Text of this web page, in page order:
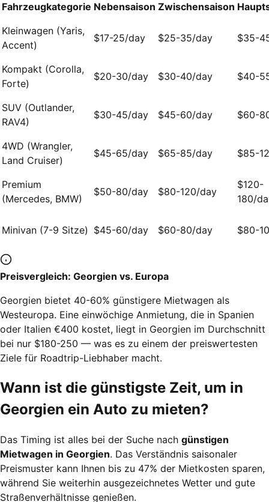
Fahrzeugkategorie Nebensaison Zwischensaison
Kleinwagen (Yaris,
Accent)
$17-25/day $25-35/day $35-
Kompakt (Corolla,
Forte)
$20-30/day $30-40/day $40-
SUV (Outlander,
RAV4)
$30-45/day $45-60/day $60-
4WD (Wrangler,
Land Cruiser)
$45-65/day $65-85/day $85-
Premium
(Mercedes, BMW)
$50-80/day $80-120/day
$120-
180/
Minivan (7-9 Sitze) $45-60/day $60-80/day $80-
Preisvergleich: Georgien vs. Europa
Georgien bietet 40-60% günstigere Mietwagen als
Westeuropa. Eine einwöchige Anmietung, die in Spanien
oder Italien €400 kostet, liegt in Georgien im Durchschnitt
bei nur $180-250 — was es zu einem der preiswertesten
Ziele für Roadtrip-Liebhaber macht.
Wann ist die günstigste Zeit, um in
Georgien ein Auto zu mieten?
Das Timing ist alles bei der Suche nach günstigen
Mietwagen in Georgien. Das Verständnis saisonaler
Preismuster kann Ihnen bis zu 47% der Mietkosten sparen,
während Sie weiterhin ausgezeichnetes Wetter und gute
Straßenverhältnisse genießen.